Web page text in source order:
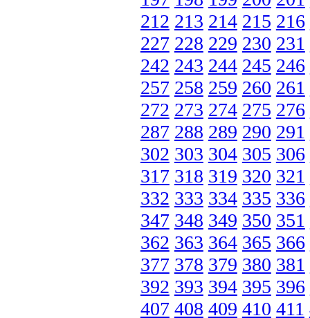
212 213 214 215 216
227 228 229 230 231
242 243 244 245 246
257 258 259 260 261
272 273 274 275 276
287 288 289 290 291
302 303 304 305 306
317 318 319 320 321
332 333 334 335 336
347 348 349 350 351
362 363 364 365 366
377 378 379 380 381
392 393 394 395 396
407 408 409 410 411